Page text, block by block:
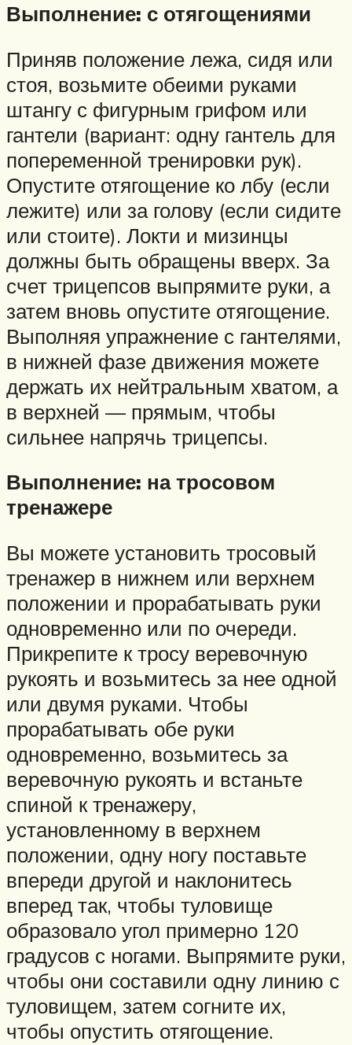
Выполнение: с отягощениями
Приняв положение лежа, сидя или
стоя, возьмите обеими руками
штангу с фигурным грифом или
гантели (вариант: одну гантель для
попеременной тренировки рук).
Опустите отягощение ко лбу (если
лежите) или за голову (если сидите
или стоите). Локти и мизинцы
должны быть обращены вверх. За
счет трицепсов выпрямите руки, а
затем вновь опустите отягощение.
Выполняя упражнение с гантелями,
в нижней фазе движения можете
держать их нейтральным хватом, а
в верхней — прямым, чтобы
сильнее напрячь трицепсы.
Выполнение: на тросовом
тренажере
Вы можете установить тросовый
тренажер в нижнем или верхнем
положении и прорабатывать руки
одновременно или по очереди.
Прикрепите к тросу веревочную
рукоять и возьмитесь за нее одной
или двумя руками. Чтобы
прорабатывать обе руки
одновременно, возьмитесь за
веревочную рукоять и встаньте
спиной к тренажеру,
установленному в верхнем
положении, одну ногу поставьте
впереди другой и наклонитесь
вперед так, чтобы туловище
образовало угол примерно 120
градусов с ногами. Выпрямите руки,
чтобы они составили одну линию с
туловищем, затем согните их,
чтобы опустить отягощение.